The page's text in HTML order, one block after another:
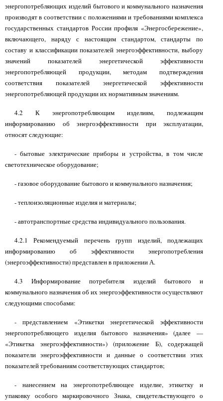
энергопотребляющих изделий бытового и коммунального назначения
производят в соответствии с положениями и требованиями комплекса
государственных стандартов России профиля «Энергосбережение»,
включающего, наряду с настоящим стандартом, стандарты по
составу и классификации показателей энергоэффективности, выбору
значений показателей энергетической эффективности
энергопотребляющей продукции, методам подтверждения
соответствия показателей энергетической эффективности
энергопотребляющей продукции их нормативным значениям.
4.2 К энергопотребляющим изделиям, подлежащим
информированию об энергоэффективности при эксплуатации,
относят следующие:
- бытовые электрические приборы и устройства, в том числе
светотехническое оборудование;
- газовое оборудование бытового и коммунального назначения;
- теплоизоляционные изделия и материалы;
- автотранспортные средства индивидуального пользования.
4.2.1 Рекомендуемый перечень групп изделий, подлежащих
информированию об эффективности энергопотребления
(энергоэффективности) представлен в приложении А.
4.3 Информирование потребителя изделий бытового и
коммунального назначения об их энергоэффективности осуществляют
следующими способами:
- представлением «Этикетки энергетической эффективности
энергопотребляющего изделия бытового назначения» (далее —
«Этикетка энергоэффективности») (приложение Б), содержащей
показатели энергоэффективности и данные о соответствии этих
показателей требованиям соответствующих стандартов;
- нанесением на энергопотребляющее изделие, этикетку и
упаковку особого маркировочного Знака, свидетельствующего о